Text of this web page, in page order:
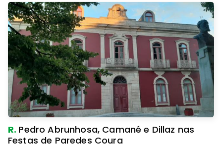
R. Pedro Abrunhosa, Camané e Dillaz nas
Festas de Paredes Coura